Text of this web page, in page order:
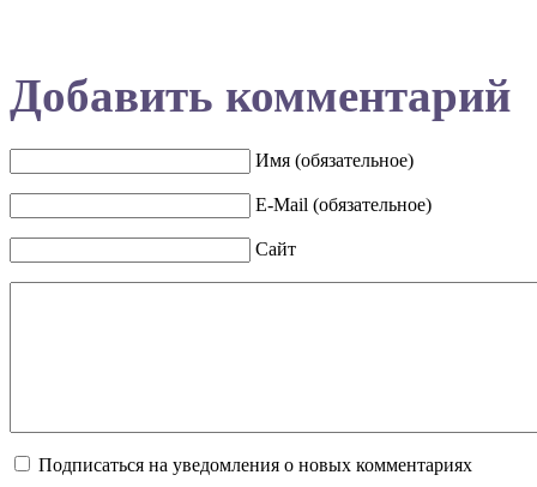
Добавить комментарий
Имя (обязательное)
E-Mail (обязательное)
Сайт
Подписаться на уведомления о новых комментариях